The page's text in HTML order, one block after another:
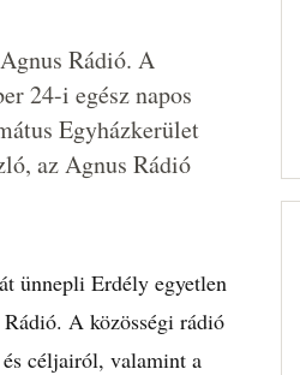
Rádió. A
24-i egész napos
Egyházkerület
az Agnus Rádió
ünnepli Erdély egyetlen
A közösségi rádió
céljairól, valamint a